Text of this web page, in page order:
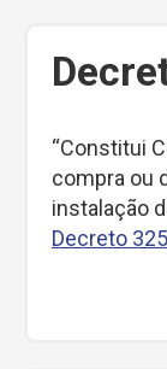
“Constitui
compra ou
instalação
Decreto